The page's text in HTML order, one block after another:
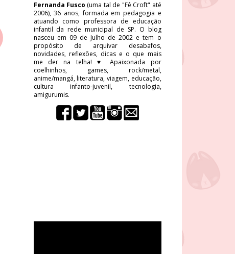
Fernanda Fusco (uma tal de "Fê Croft" até
2006), 36 anos, formada em pedagogia e
atuando como professora de educação
infantil da rede municipal de SP. O blog
nasceu em 09 de Julho de 2002 e tem o
propósito de arquivar desabafos,
novidades, reflexões, dicas e o que mais
me der na telha! ♥ Apaixonada por
coelhinhos, games, rock/metal,
anime/mangá, literatura, viagem, educação,
cultura infanto-juvenil, tecnologia,
amigurumis.